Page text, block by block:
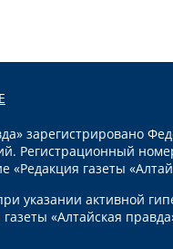
зарегистрировано
Регистрационный
газеты
указании активной
«Алтайская